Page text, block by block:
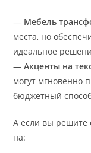
— Мебель
места, но
идеальное
—Акценты на
могут мгновенно
бюджетный
А если вы решите
на: